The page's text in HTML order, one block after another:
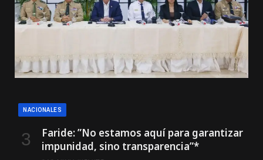
NACIONALES
Faride: ”No estamos aquí para garantizar
impunidad, sino transparencia”*